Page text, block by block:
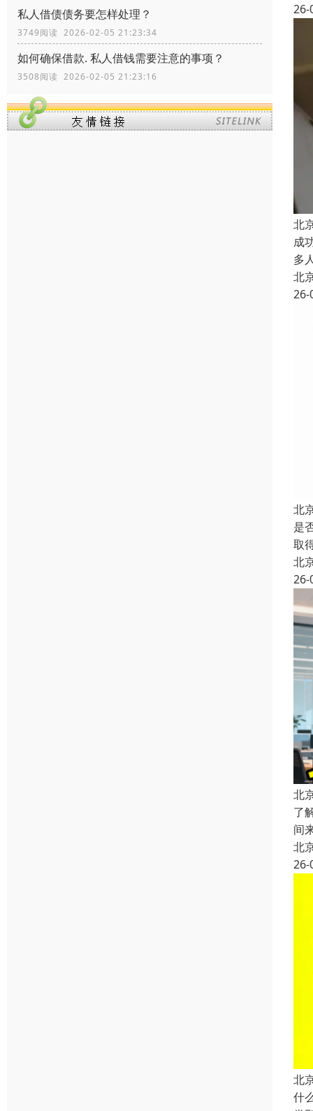
私人借债债务要怎样处理？
3749阅读 2026-02-05 21:23:34
如何确保借款. 私人借钱需要注意的事项？
3508阅读 2026-02-05 21:23:16
26-
北
成
多
北
26-
北
是
取
北
26-
北
了
间
北
26-
北
什